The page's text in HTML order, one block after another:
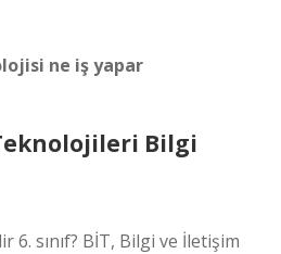
ne iş yapar
Bilgi
sınıf? BİT, Bilgi ve İletişim